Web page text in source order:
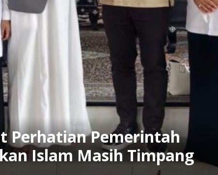
Perhatian Pemerintah
Islam Masih Timpang